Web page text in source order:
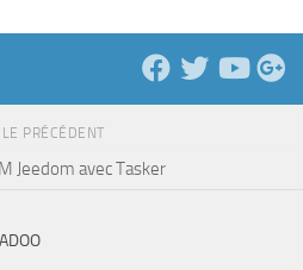
PRÉCÉDENT
Jeedom avec Tasker